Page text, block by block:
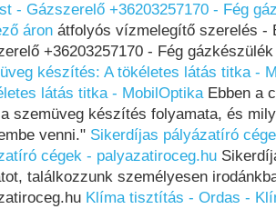
- Gázszerelő +36203257170 - Fég
áron átfolyós vízmelegítő szerelés -
+36203257170 - Fég
készítés: A tökéletes látás titka -
látás titka - MobilOptikaEbben a
szemüveg készítés folyamata, és
venni." Sikerdíjas pályázatíró
cégek - palyazatiroceg.hu
találkozzunk személyesen
Klíma tisztítás - Ordas -